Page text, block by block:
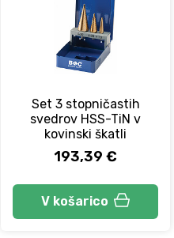
Set 3 stopničastih
svedrov HSS-TiN v
kovinski škatli
193,39 €
V košarico